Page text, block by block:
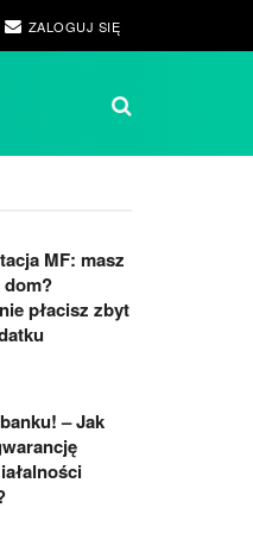
ZALOGUJ SIĘ
MF: masz
dom?
płacisz zbyt
– Jak